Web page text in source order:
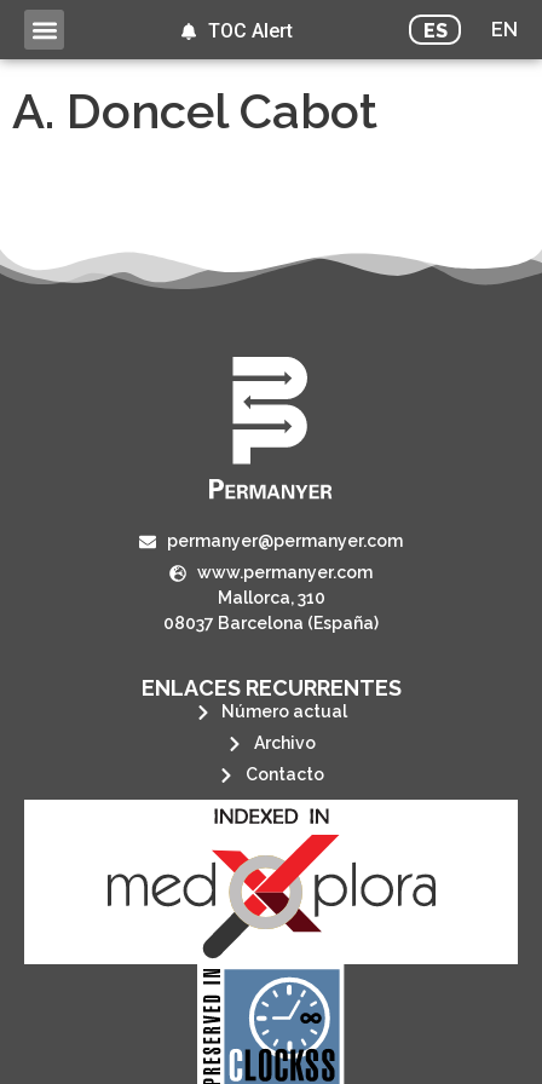
ES EN
TOC Alert
A. Doncel Cabot
permanyer@permanyer.com
www.permanyer.com
Mallorca, 310
08037 Barcelona (España)
ENLACES RECURRENTES
Número actual
Archivo
Contacto
CLOCKSS is a dak archive that
ensures the long-term survival
of web-based scholary
publications, governed by and for
its stakeholders.